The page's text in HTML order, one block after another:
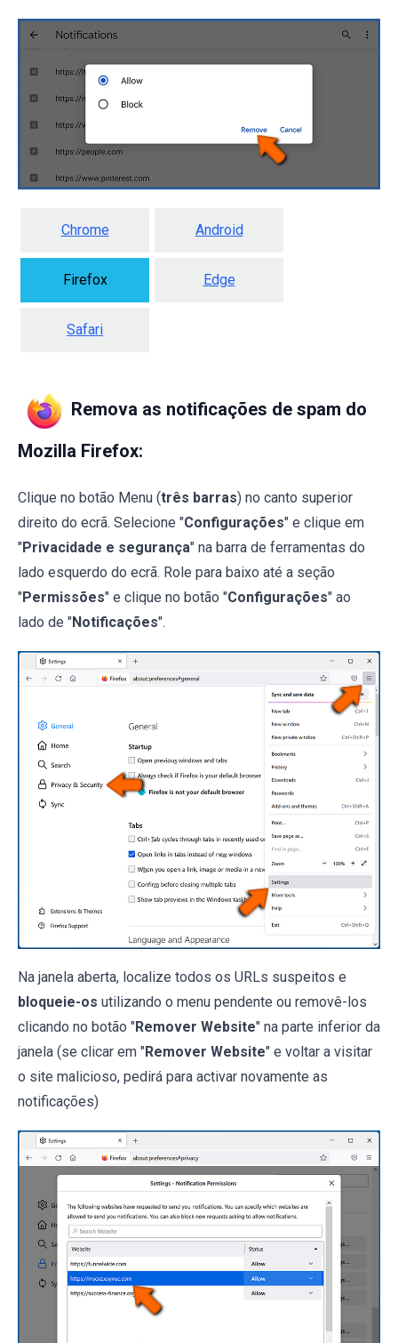
Chrome Android
Firefox Edge
Safari
Remova as notificações de spam do
Mozilla Firefox:
Clique no botão Menu (três barras) no canto superior
direito do ecrã. Selecione "Configurações" e clique em
"Privacidade e segurança" na barra de ferramentas do
lado esquerdo do ecrã. Role para baixo até a seção
"Permissões" e clique no botão "Configurações" ao
lado de "Notificações".
Na janela aberta, localize todos os URLs suspeitos e
bloqueie-os utilizando o menu pendente ou removê-los
clicando no botão "Remover Website" na parte inferior da
janela (se clicar em "Remover Website" e voltar a visitar
o site malicioso, pedirá para activar novamente as
notificações)